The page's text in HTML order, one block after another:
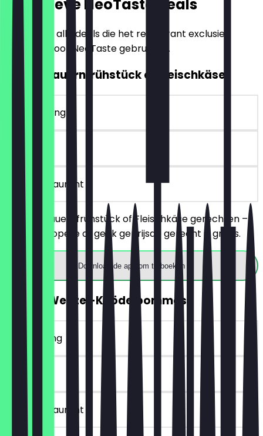
Exclusieve NeoTaste Deals
Hier vind je alle deals die het restaurant exclusief
aanbiedt voor NeoTaste gebruikers.
2voor1 Bauernfrühstück of Fleischkäse
~€ 14 korting
90 dagen
in het restaurant
Bestel 2 Bauernfrühstück of Fleischkäse gerechten –
het goedkopere of gelijk geprijsde gerecht is gratis.
Download de app om te boeken
GRATIS Wenzel-Knödelpommes
~€ 6 korting
30 dagen
in het restaurant